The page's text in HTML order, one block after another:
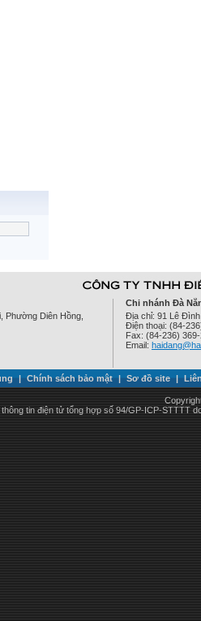
Phường Diên Hồng,
Chi nhánh Đà
Địa chỉ: 91 Lê
Điện thoại: (84-
Fax: (84-236)
Email:
| Chính sách bảo mật | Sơ đồ site |
tin điện tử tổng hợp số 94/GP-ICP-STTTT